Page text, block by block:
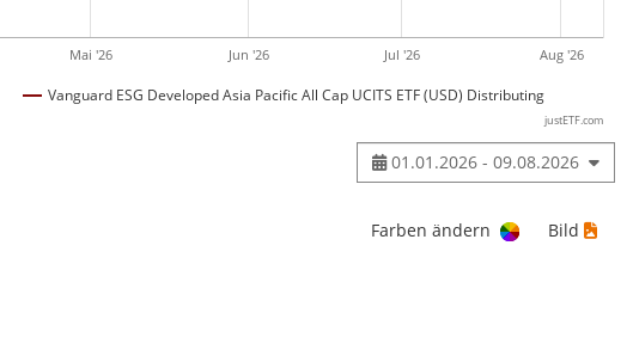
Vanguard ESG Developed Asia Pacific All Cap UCITS ETF (USD) Distributing
Mai '26 Jun '26 Jul '26 Aug '26
justETF.com
01.01.2026 - 09.08.2026
Farben ändern Bild